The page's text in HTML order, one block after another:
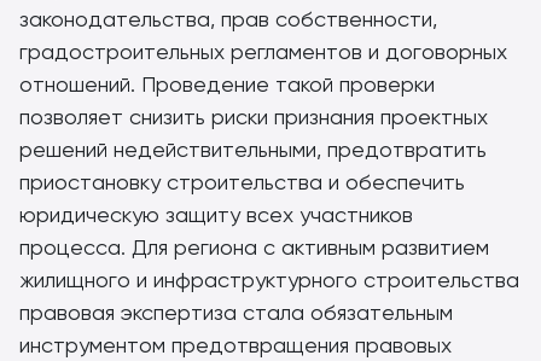
законодательства, прав собственности,
градостроительных регламентов и договорных
отношений. Проведение такой проверки
позволяет снизить риски признания проектных
решений недействительными, предотвратить
приостановку строительства и обеспечить
юридическую защиту всех участников
процесса. Для региона с активным развитием
жилищного и инфраструктурного строительства
правовая экспертиза стала обязательным
инструментом предотвращения правовых